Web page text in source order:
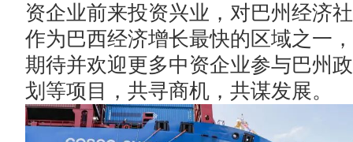
资企业前来投资兴业，对巴州经济
作为巴西经济增长最快的区域之一
期待并欢迎更多中资企业参与巴州
划等项目，共寻商机，共谋发展。